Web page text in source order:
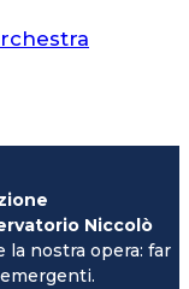
Niccolò
nostra opera: far